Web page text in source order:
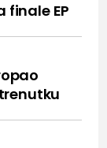
EP